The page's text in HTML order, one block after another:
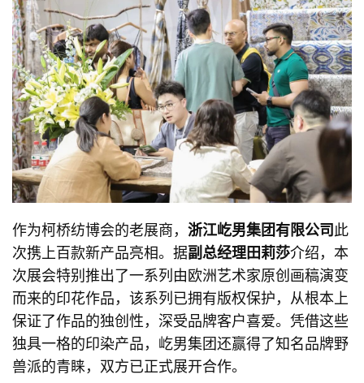
作为柯桥纺博会的老展商， 浙江屹男集团有限公司 此
次携上百款新产品亮相。据副总经理田莉莎介绍，本
次展会特别推出了一系列由欧洲艺术家原创画稿演变
而来的印花作品，该系列已拥有版权保护，从根本上
保证了作品的独创性，深受品牌客户喜爱。凭借这些
独具一格的印染产品，屹男集团还赢得了知名品牌野
兽派的青睐，双方已正式展开合作。